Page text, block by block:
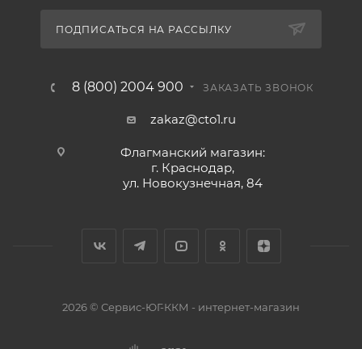
ПОДПИСАТЬСЯ НА РАССЫЛКУ
8 (800) 2004 900 ЗАКАЗАТЬ ЗВОНОК
zakaz@cto1.ru
Флагманский магазин:
г. Краснодар,
ул. Новокузнечная, 84
2026 © Сервис-ЮГ-ККМ - интернет-магазин